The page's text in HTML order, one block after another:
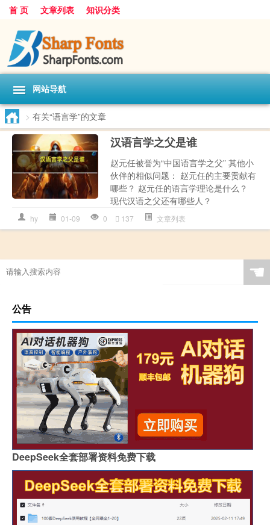
首 页 文章列表 知识分类
网站导航
> 有关“语言学”的文章
汉语言学之父是谁
赵元任被誉为“中国语言学之父” 其他小
伙伴的相似问题： 赵元任的主要贡献有
哪些？ 赵元任的语言学理论是什么？
现代汉语之父还有哪些人？
hy 01-09 0 137 文章列表
☚
公告
DeepSeek全套部署资料免费下载